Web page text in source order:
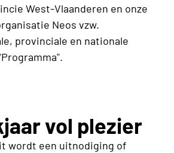
West-Vlaanderen en onze
Neos vzw.
provinciale en nationale
vol plezier
wordt een uitnodiging of